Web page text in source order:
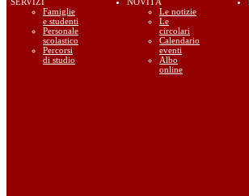
Famiglie
e studenti
Personale
scolastico
Percorsi
di studio
Le notizie
Le
circolari
Calendario
eventi
Albo
online